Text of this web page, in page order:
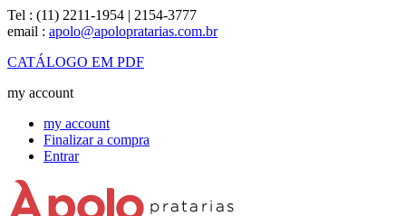
Tel : (11) 2211-1954 | 2154-3777
email : apolo@apolopratarias.com.br
CATÁLOGO EM PDF
my account
my account
Finalizar a compra
Entrar